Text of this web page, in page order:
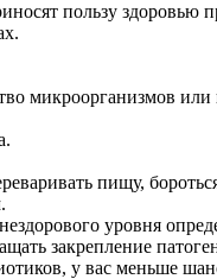
пользу здоровью
микроорганизмов или
пищу,
уровня
закрепление
у вас меньше